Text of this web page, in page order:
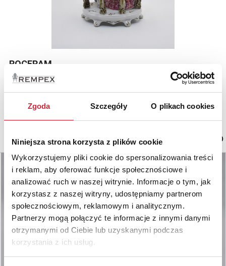
Zgoda Szczegóły O plikach cookies
Niniejsza strona korzysta z plików cookie
Wykorzystujemy pliki cookie do spersonalizowania treści
i reklam, aby oferować funkcje społecznościowe i
analizować ruch w naszej witrynie. Informacje o tym, jak
korzystasz z naszej witryny, udostępniamy partnerom
społecznościowym, reklamowym i analitycznym.
Partnerzy mogą połączyć te informacje z innymi danymi
otrzymanymi od Ciebie lub uzyskanymi podczas
korzystania z ich usług.
ROCERAM
Nr katalogowy
608
Scena w altance (bardzo słodka)
porcelana, farby naszkliwne; 33 x 23,5 x 18,5 cm.